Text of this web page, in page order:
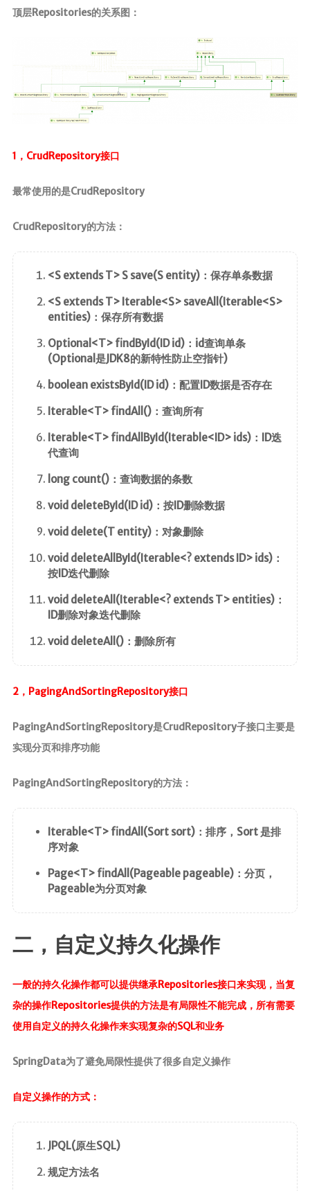
顶层Repositories的关系图：
1，CrudRepository接口
最常使用的是CrudRepository
CrudRepository的方法：
<S extends T> S save(S entity)：保存单条数据
<S extends T> Iterable<S> saveAll(Iterable<S>
entities)：保存所有数据
Optional<T> findById(ID id)：id查询单条
(Optional是JDK8的新特性防止空指针)
boolean existsById(ID id)：配置ID数据是否存在
Iterable<T> findAll()：查询所有
Iterable<T> findAllById(Iterable<ID> ids)：ID迭
代查询
long count()：查询数据的条数
void deleteById(ID id)：按ID删除数据
void delete(T entity)：对象删除
void deleteAllById(Iterable<? extends ID> ids)：
按ID迭代删除
void deleteAll(Iterable<? extends T> entities)：
ID删除对象迭代删除
void deleteAll()：删除所有
2，PagingAndSortingRepository接口
PagingAndSortingRepository是CrudRepository子接口主要是
实现分页和排序功能
PagingAndSortingRepository的方法：
Iterable<T> findAll(Sort sort)：排序，Sort 是排
序对象
Page<T> findAll(Pageable pageable)：分页，
Pageable为分页对象
二，自定义持久化操作
一般的持久化操作都可以提供继承Repositories接口来实现，当复
杂的操作Repositories提供的方法是有局限性不能完成，所有需要
使用自定义的持久化操作来实现复杂的SQL和业务
SpringData为了避免局限性提供了很多自定义操作
自定义操作的方式：
JPQL(原生SQL)
规定方法名